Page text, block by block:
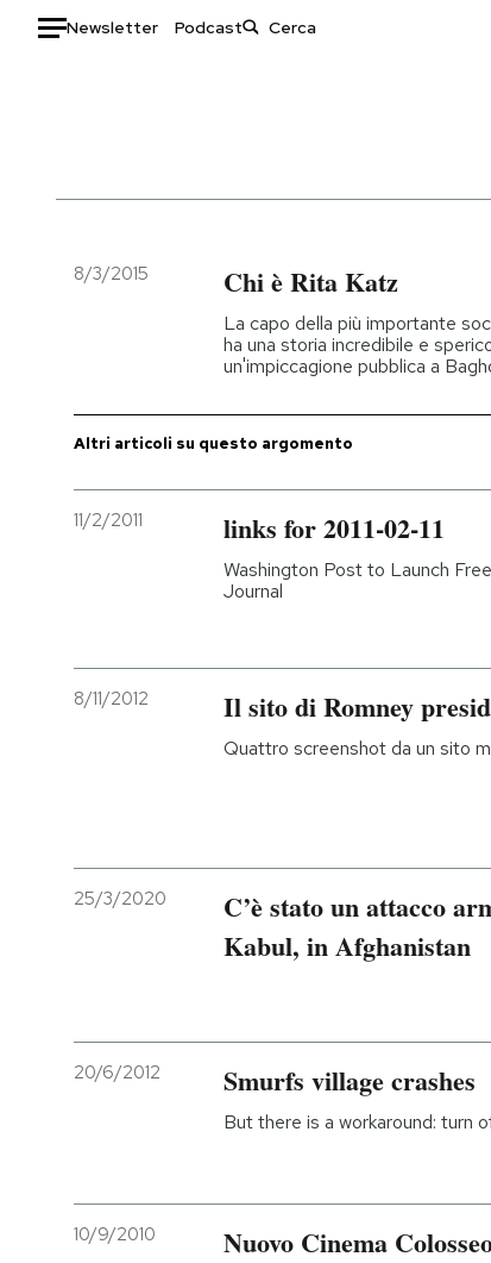
Newsletter Podcast
Italia
Politica
Economia
Moda
Ok Boomer!
Media
Altrecose
CALENDARIO
8/3/2015 Chi è Rita Katz
La capo della più importante
ha una storia incredibile e
un'impiccagione pubblica a
Altri articoli su questo argomento
11/2/2011 links for 2011-02-11
Washington Post to Launch
Journal
8/11/2012 Il sito di Romney
Quattro screenshot da un sito
25/3/2020
C’è stato un attacco
Kabul, in Afghanistan
20/6/2012 Smurfs village crashes
But there is a workaround: turn
10/9/2010 Nuovo Cinema